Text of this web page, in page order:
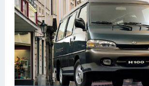
Категории
Разное
Автомобили
Красивые фото машин